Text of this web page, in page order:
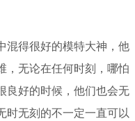
混得很好的模特大神，他
，无论在任何时刻，哪怕
良好的时候，他们也会无
时无刻的不一定一直可以